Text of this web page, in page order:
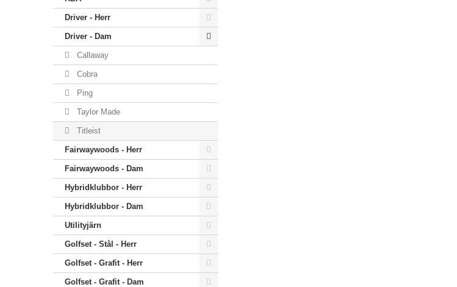
Driver - Herr
Driver - Dam
Callaway
Cobra
Ping
Taylor Made
Titleist
Fairwaywoods - Herr
Fairwaywoods - Dam
Hybridklubbor - Herr
Hybridklubbor - Dam
Utilityjärn
Golfset - Stål - Herr
Golfset - Grafit - Herr
Golfset - Grafit - Dam